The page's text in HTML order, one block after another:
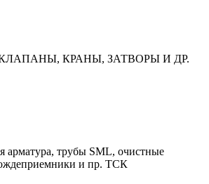
КРАНЫ, ЗАТВОРЫ И ДР.
арматура, трубы SML, очистные
и пр. ТСК